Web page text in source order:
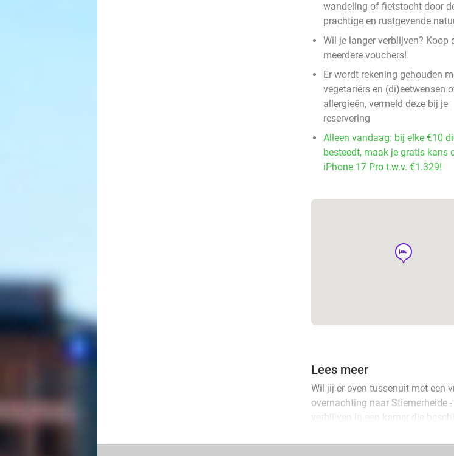
wandeling of fietstocht door
prachtige en rustgevende
Wil je langer verblijven? Koop
meerdere vouchers!
Er wordt rekening gehouden
vegetariërs en (di)eetwensen
allergieën, vermeld deze bij je
reservering
Alleen vandaag: bij elke €10
besteedt, maak je gratis kans
iPhone 17 Pro t.w.v. €1.329!
hotel
Lees meer
Wil jij er even tussenuit met een
overnachting naar Stiemerheide
verblijven in een kamer die
ontbijt. De omgeving is perfect